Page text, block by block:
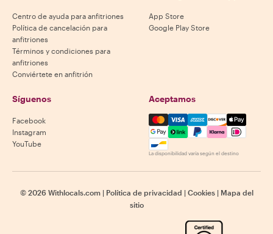
Centro de ayuda para anfitriones
Política de cancelación para
anfitriones
Términos y condiciones para
anfitriones
Conviértete en anfitrión
App Store
Google Play Store
Síguenos
Facebook
Instagram
YouTube
Aceptamos
Mastercard, Visa, Amex,
La disponibilidad varía según el destino
© 2026 Withlocals.com | Política de privacidad | Cookies | Mapa del
sitio